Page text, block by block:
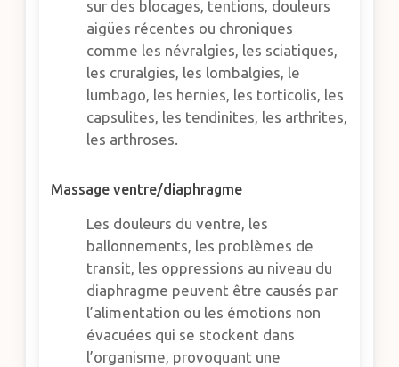
sur des blocages, tentions, douleurs
aigües récentes ou chroniques
comme les névralgies, les sciatiques,
les cruralgies, les lombalgies, le
lumbago, les hernies, les torticolis, les
capsulites, les tendinites, les arthrites,
les arthroses.
Massage ventre/diaphragme
Les douleurs du ventre, les
ballonnements, les problèmes de
transit, les oppressions au niveau du
diaphragme peuvent être causés par
l’alimentation ou les émotions non
évacuées qui se stockent dans
l’organisme, provoquant une